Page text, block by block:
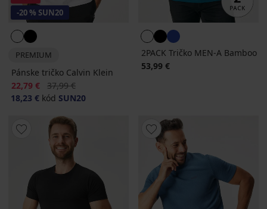
-20 % SUN20
PREMIUM
Pánske tričko Calvin Klein
Zľava
22,79 € Pôvodná cena
37,99 €
18,23 € kód SUN20
2PACK Tričko MEN-A Bamboo
53,99 €